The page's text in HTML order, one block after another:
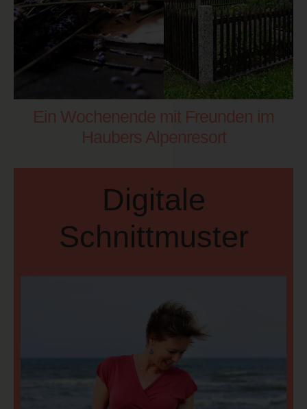
Ein Wochenende mit Freunden im
Haubers Alpenresort
Digitale
Schnittmuster